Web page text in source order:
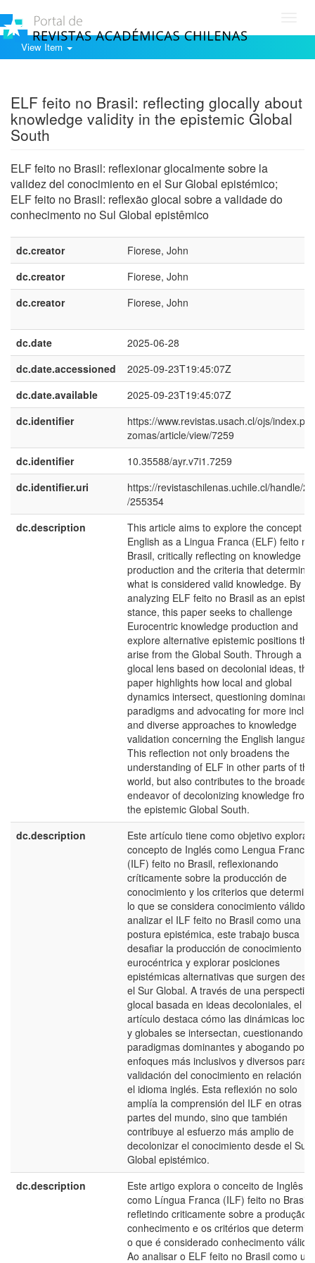
View Item
ELF feito no Brasil: reflecting glocally about
knowledge validity in the epistemic Global
South
ELF feito no Brasil: reflexionar glocalmente sobre la
validez del conocimiento en el Sur Global epistémico;
ELF feito no Brasil: reflexão glocal sobre a validade do
conhecimento no Sul Global epistêmico
dc.creator
Fiorese, John
dc.creator
Fiorese, John
dc.creator
Fiorese, John
dc.date
2025-06-28
dc.date.accessioned
2025-09-23T19:45:07Z
dc.date.available
2025-09-23T19:45:07Z
dc.identifier
https://www.revistas.usach.cl/ojs/
zomas/article/view/7259
dc.identifier
10.35588/ayr.v7i1.7259
dc.identifier.uri
https://revistaschilenas.uchile.cl/handle/
/255354
dc.description
This article aims to explore the concept of
English as a Lingua Franca (ELF) feito no
Brasil, critically reflecting on knowledge
production and the criteria that determine
what is considered valid knowledge. By
analyzing ELF feito no Brasil as an
stance, this paper seeks to challenge
Eurocentric knowledge production and
explore alternative epistemic positions
arise from the Global South. Through a
glocal lens based on decolonial ideas, the
paper highlights how local and global
dynamics intersect, questioning dominant
paradigms and advocating for more
and diverse approaches to knowledge
validation concerning the English
This reflection not only broadens the
understanding of ELF in other parts of the
world, but also contributes to the broader
endeavor of decolonizing knowledge from
the epistemic Global South.
dc.description
Este artículo tiene como objetivo explorar
concepto de Inglés como Lengua Franca
(ILF) feito no Brasil, reflexionando
críticamente sobre la producción de
conocimiento y los criterios que
lo que se considera conocimiento válido.
analizar el ILF feito no Brasil como una
postura epistémica, este trabajo busca
desafiar la producción de conocimiento
eurocéntrica y explorar posiciones
epistémicas alternativas que surgen
el Sur Global. A través de una perspectiva
glocal basada en ideas decoloniales, el
artículo destaca cómo las dinámicas
y globales se intersectan, cuestionando
paradigmas dominantes y abogando por
enfoques más inclusivos y diversos para
validación del conocimiento en relación
el idioma inglés. Esta reflexión no solo
amplía la comprensión del ILF en otras
partes del mundo, sino que también
contribuye al esfuerzo más amplio de
decolonizar el conocimiento desde el Sur
Global epistémico.
dc.description
Este artigo explora o conceito de Inglês
como Língua Franca (ILF) feito no Brasil,
refletindo criticamente sobre a produção
conhecimento e os critérios que
o que é considerado conhecimento válido.
Ao analisar o ELF feito no Brasil como